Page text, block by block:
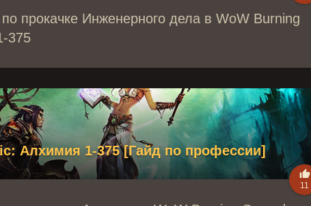
прокачке Инженерного дела в WoW Burning
375
Алхимия 1-375 [Гайд по профессии]

11